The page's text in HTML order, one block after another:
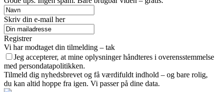
Skriv din e-mail her
Registrer
Vi har modtaget din tilmelding – tak
Jeg accepterer, at mine oplysninger håndteres i overensstemmelse
med persondatapolitikken.
Tilmeld dig nyhedsbrevet og få værdifuldt indhold – og bare rolig,
du kan altid hoppe fra igen. Vi passer på dine data.